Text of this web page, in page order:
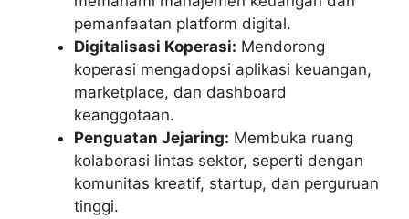
pemanfaatan platform digital.
Digitalisasi Koperasi: Mendorong
koperasi mengadopsi aplikasi keuangan,
marketplace, dan dashboard
keanggotaan.
Penguatan Jejaring: Membuka ruang
kolaborasi lintas sektor, seperti dengan
komunitas kreatif, startup, dan perguruan
tinggi.